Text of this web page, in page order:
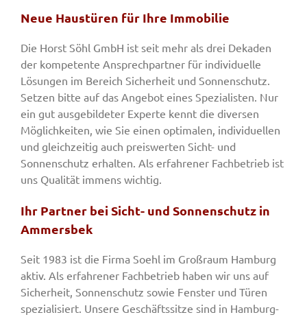
Neue Haustüren für Ihre Immobilie
Die Horst Söhl GmbH ist seit mehr als drei Dekaden
der kompetente Ansprechpartner für individuelle
Lösungen im Bereich Sicherheit und Sonnenschutz.
Setzen bitte auf das Angebot eines Spezialisten. Nur
ein gut ausgebildeter Experte kennt die diversen
Möglichkeiten, wie Sie einen optimalen, individuellen
und gleichzeitig auch preiswerten Sicht- und
Sonnenschutz erhalten. Als erfahrener Fachbetrieb ist
uns Qualität immens wichtig.
Ihr Partner bei Sicht- und Sonnenschutz in
Ammersbek
Seit 1983 ist die Firma Soehl im Großraum Hamburg
aktiv. Als erfahrener Fachbetrieb haben wir uns auf
Sicherheit, Sonnenschutz sowie Fenster und Türen
spezialisiert. Unsere Geschäftssitze sind in Hamburg-